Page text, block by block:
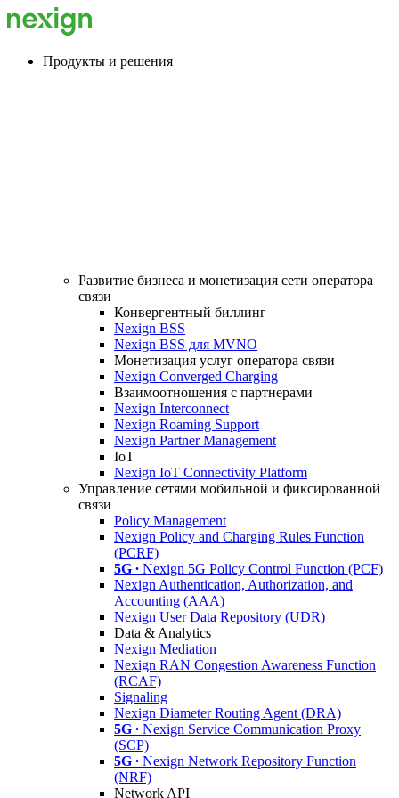
Продукты и решения
Развитие бизнеса и монетизация сети оператора
связи
Конвергентный биллинг
Nexign BSS
Nexign BSS для MVNO
Монетизация услуг оператора связи
Nexign Converged Charging
Взаимоотношения с партнерами
Nexign Interconnect
Nexign Roaming Support
Nexign Partner Management
IoT
Nexign IoT Connectivity Platform
Управление сетями мобильной и фиксированной
связи
Policy Management
Nexign Policy and Charging Rules Function
(PCRF)
5G ∙ Nexign 5G Policy Control Function (PCF)
Nexign Authentication, Authorization, and
Accounting (AAA)
Nexign User Data Repository (UDR)
Data & Analytics
Nexign Mediation
Nexign RAN Congestion Awareness Function
(RCAF)
Signaling
Nexign Diameter Routing Agent (DRA)
5G ∙ Nexign Service Communication Proxy
(SCP)
5G ∙ Nexign Network Repository Function
(NRF)
Network API